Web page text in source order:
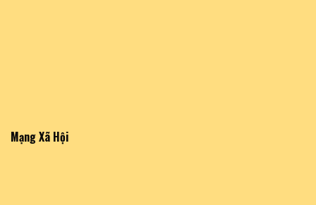
Mạng Xã Hội